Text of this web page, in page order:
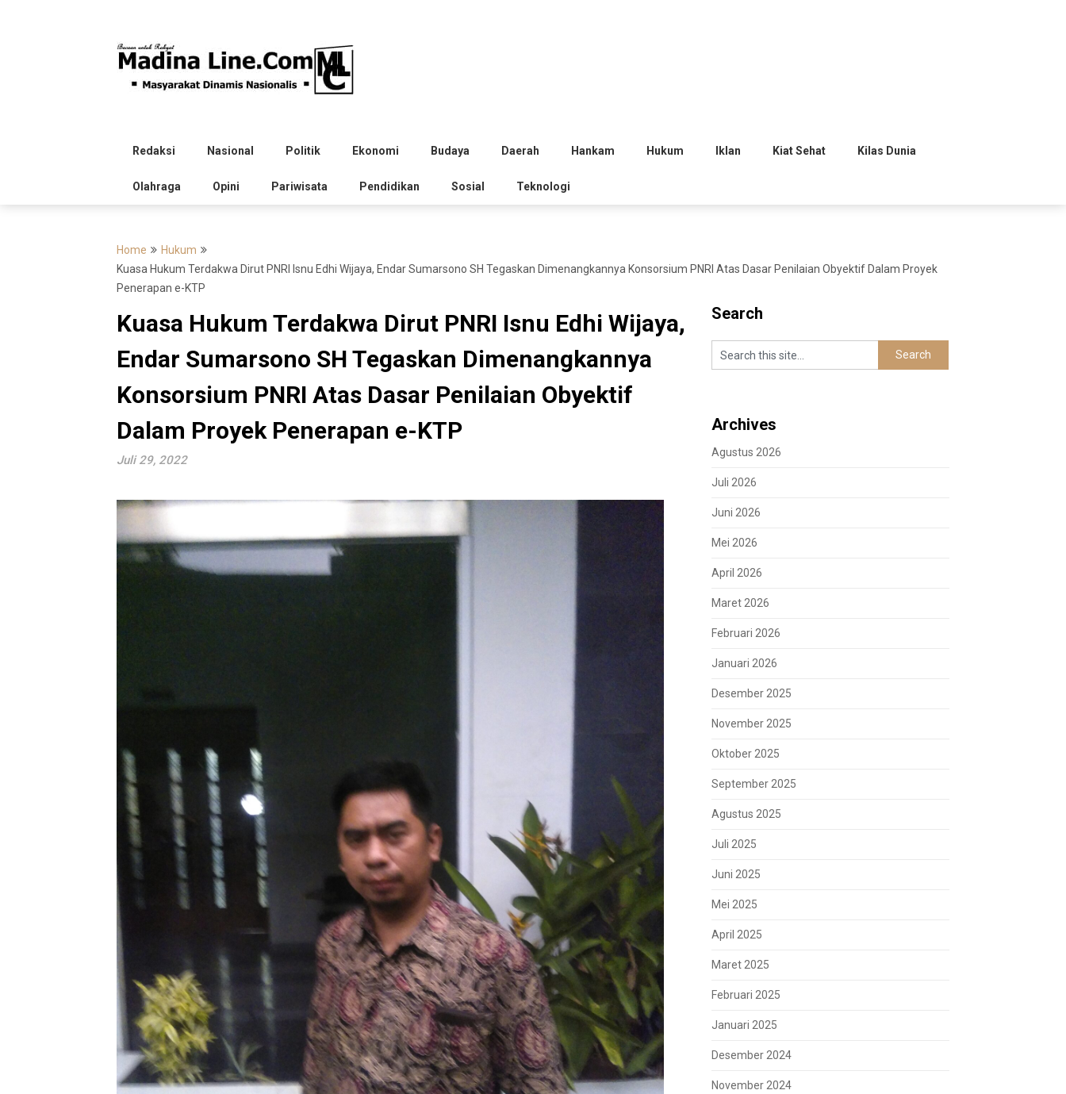
Redaksi Nasional Politik Ekonomi Budaya Daerah Hankam Hukum Iklan Kiat Sehat Kilas Dunia
Olahraga Opini Pariwisata Pendidikan Sosial Teknologi
Home
Hukum
Kuasa Hukum Terdakwa Dirut PNRI Isnu Edhi Wijaya, Endar Sumarsono SH Tegaskan Dimenangkannya Konsorsium PNRI Atas Dasar Penilaian Obyektif Dalam Proyek
Penerapan e-KTP
Kuasa Hukum Terdakwa Dirut PNRI Isnu Edhi Wijaya,
Endar Sumarsono SH Tegaskan Dimenangkannya
Konsorsium PNRI Atas Dasar Penilaian Obyektif
Dalam Proyek Penerapan e-KTP
Juli 29, 2022
Search
Archives
Agustus 2026
Juli 2026
Juni 2026
Mei 2026
April 2026
Maret 2026
Februari 2026
Januari 2026
Desember 2025
November 2025
Oktober 2025
September 2025
Agustus 2025
Juli 2025
Juni 2025
Mei 2025
April 2025
Maret 2025
Februari 2025
Januari 2025
Desember 2024
November 2024